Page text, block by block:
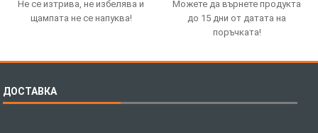
Не се изтрива, не избелява и
щампата не се напуква!
Можете да върнете продукта
до 15 дни от датата на
поръчката!
ДОСТАВКА